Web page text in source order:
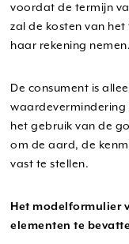
voordat de termijn
zal de kosten van
haar rekening nemen.
De consument is
waardevermindering
het gebruik van de
om de aard, de
vast te stellen.
Het modelformulier
elementen te